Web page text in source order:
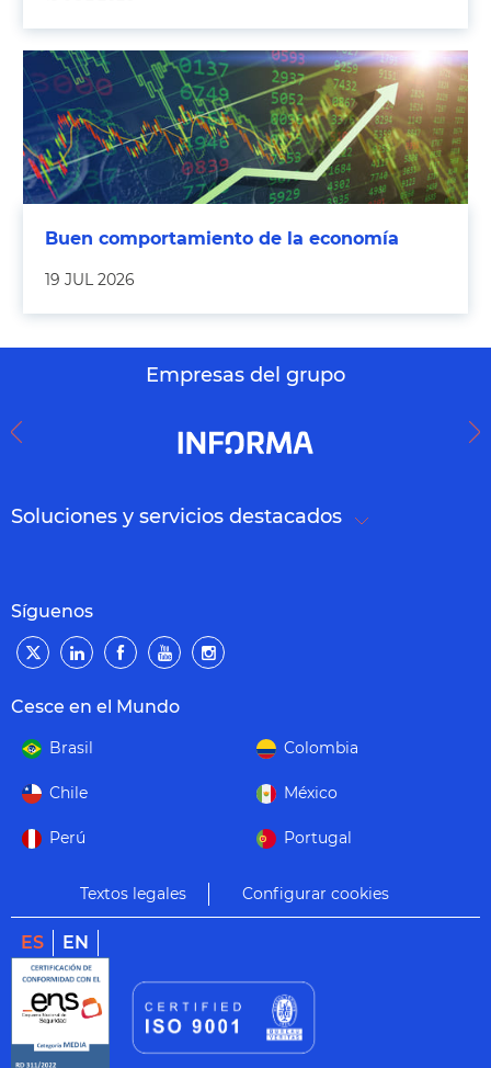
Buen comportamiento de la economía
19 JUL 2026
Empresas del grupo
Soluciones y servicios destacados
Síguenos
Cesce en el Mundo
Brasil Colombia
Chile México
Perú Portugal
Textos legales Configurar cookies
ES EN